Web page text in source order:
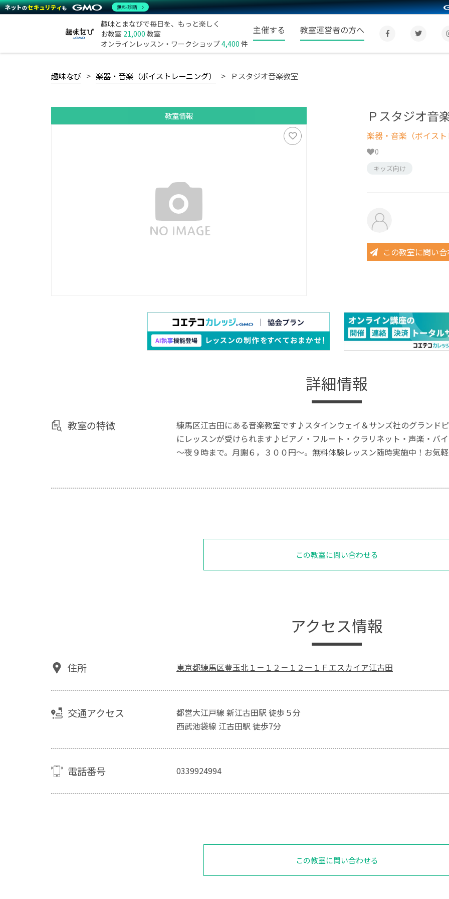
趣味とまなびで毎日を、もっと楽しく
お教室 21,000 教室
オンラインレッスン・ワークショップ4,400 件
主催する 教室運営者の方へ
趣味なび 楽器・音楽（ボイストレーニング） Ｐスタジオ音楽教室
教室情報 Ｐスタジオ音
楽器・音楽（ボイスト
0
キッズ向け
この教室に問い
詳細情報
教室の特徴
練馬区江古田にある音楽教室です♪スタインウェイ＆サンズ社のグランド
にレッスンが受けられます♪ピアノ・フルート・クラリネット・声楽・バ
～夜９時まで。月謝６，３００円～。無料体験レッスン随時実施中！お気
この教室に問い合わせる
アクセス情報
住所 東京都練馬区豊玉北１－１２－１２ー１Ｆエスカイア江古田
交通アクセス
都営大江戸線 新江古田駅 徒歩５分
西武池袋線 江古田駅 徒歩7分
電話番号 0339924994
この教室に問い合わせる
無料診断